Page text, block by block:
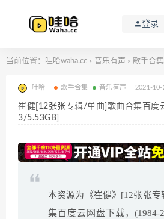
登录
当前位置： 哇哈waha.cc > 音乐有声 > 歌手合集
哇哈 歌手合集 音乐有声 2021-10-
崔健[12张张专辑/单曲]歌曲合集百度
3/5.53GB]
本资源为《崔健》[12张张
集百度云网盘下载，(1984-